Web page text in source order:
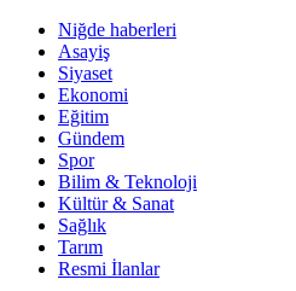
Niğde haberleri
Asayiş
Siyaset
Ekonomi
Eğitim
Gündem
Spor
Bilim & Teknoloji
Kültür & Sanat
Sağlık
Tarım
Resmi İlanlar